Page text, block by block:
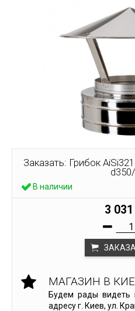
Заказать: Грибок
В наличии
3
МАГАЗИН В
Будем рады видеть
адресу г. Киев, ул.